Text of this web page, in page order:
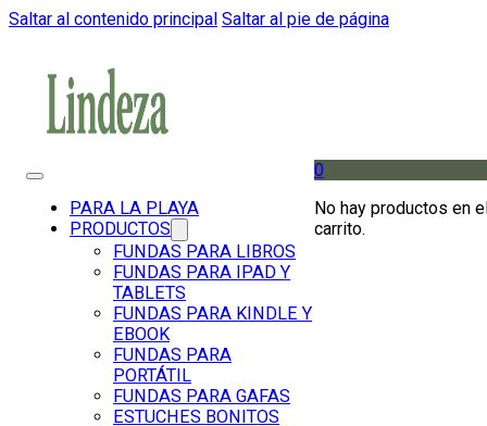
Saltar al contenido principal Saltar al pie de página
PARA LA PLAYA
PRODUCTOS
FUNDAS PARA LIBROS
FUNDAS PARA IPAD Y
TABLETS
FUNDAS PARA KINDLE Y
EBOOK
FUNDAS PARA
PORTÁTIL
FUNDAS PARA GAFAS
ESTUCHES BONITOS
0
No hay productos en
carrito.